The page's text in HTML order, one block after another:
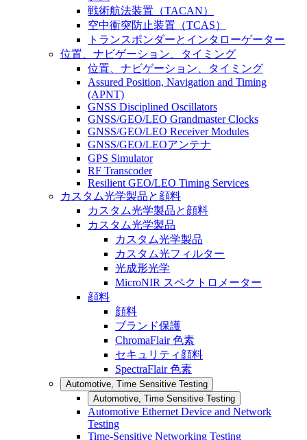
戦術航法装置（TACAN）
空中衝突防止装置（TCAS）
トランスポンダーとインタローゲーター
位置、ナビゲーション、タイミング
位置、ナビゲーション、タイミング
Assured Position, Navigation and Timing
(APNT)
GNSS Disciplined Oscillators
GNSS/GEO/LEO Grandmaster Clocks
GNSS/GEO/LEO Receiver Modules
GNSS/GEO/LEOアンテナ
GPS Simulator
RF Transcoder
Resilient GEO/LEO Timing Services
カスタム光学製品と顔料
カスタム光学製品と顔料
カスタム光学製品
カスタム光学製品
カスタム光フィルター
光成形光学
MicroNIR スペクトロメーター
顔料
顔料
ブランド保護
ChromaFlair 色素
セキュリティ顔料
SpectraFlair 色素
Automotive, Time Sensitive Testing
Automotive, Time Sensitive Testing
Automotive Ethernet Device and Network
Testing
Time-Sensitive Networking Testing